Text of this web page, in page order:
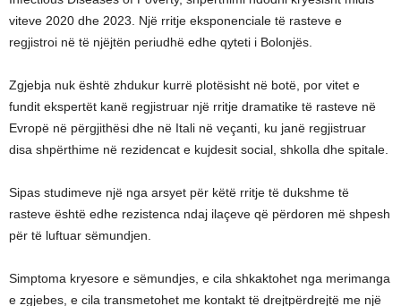
viteve 2020 dhe 2023. Një rritje eksponenciale të rasteve e
regjistroi në të njëjtën periudhë edhe qyteti i Bolonjës.
Zgjebja nuk është zhdukur kurrë plotësisht në botë, por vitet e
fundit ekspertët kanë regjistruar një rritje dramatike të rasteve në
Evropë në përgjithësi dhe në Itali në veçanti, ku janë regjistruar
disa shpërthime në rezidencat e kujdesit social, shkolla dhe spitale.
Sipas studimeve një nga arsyet për këtë rritje të dukshme të
rasteve është edhe rezistenca ndaj ilaçeve që përdoren më shpesh
për të luftuar sëmundjen.
Simptoma kryesore e sëmundjes, e cila shkaktohet nga merimanga
e zgjebes, e cila transmetohet me kontakt të drejtpërdrejtë me një